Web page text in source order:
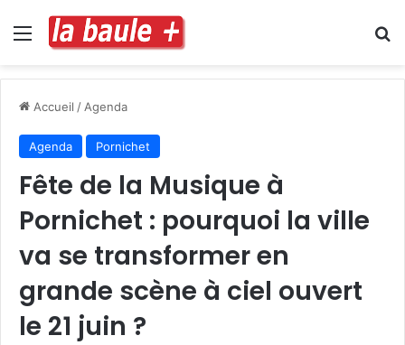
Menu
Accueil / Agenda
Agenda Pornichet
Fête de la Musique à
Pornichet : pourquoi la ville
va se transformer en
grande scène à ciel ouvert
le 21 juin ?